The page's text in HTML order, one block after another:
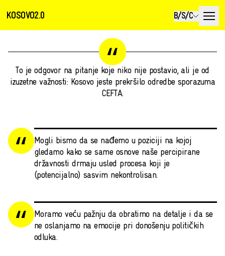
KOSOVO2.0 B/S/C
To je odgovor na pitanje koje niko nije postavio, ali je od
izuzetne važnosti: Kosovo jeste prekršilo odredbe sporazuma
CEFTA.
Mogli bismo da se nađemo u poziciji na kojoj
gledamo kako se same osnove naše percipirane
državnosti drmaju usled procesa koji je
(potencijalno) sasvim nekontrolisan.
Moramo veću pažnju da obratimo na detalje i da se
ne oslanjamo na emocije pri donošenju političkih
odluka.